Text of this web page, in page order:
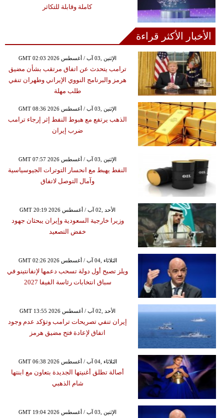
كاملة وقابلة للتكاثر
الأخبار الأكثر قراءة
GMT 02:03 2026 الإثنين ,03 آب / أغسطس
ترامب يتحدث عن اتفاق مرتقب بشأن مضيق
هرمز والبرنامج النووي الإيراني وطهران تنفي
طلب مهلة
GMT 08:36 2026 الإثنين ,03 آب / أغسطس
الذهب يرتفع مع هبوط النفط إثر إرجاء ترامب
ضرب إيران
GMT 07:57 2026 الإثنين ,03 آب / أغسطس
النفط يهبط مع انحسار التوترات الجيوسياسية
وآمال التوصل لاتفاق
GMT 20:19 2026 الأحد ,02 آب / أغسطس
وزيرا خارجية السعودية وإيران يبحثان جهود
خفض التصعيد
GMT 02:26 2026 الثلاثاء ,04 آب / أغسطس
ويلز تصبح أول دولة تسحب دعمها لإنفانتينو في
سباق انتخابات رئاسة الفيفا 2027
GMT 13:55 2026 الأحد ,02 آب / أغسطس
إيران تنفي تصريحات ترامب وتؤكد عدم وجود
اتفاق لإعادة فتح مضيق هرمز
GMT 06:38 2026 الثلاثاء ,04 آب / أغسطس
أصالة تطلق أغنيتها الجديدة بتعاون مع ابنتها
شام الذهبي
GMT 19:04 2026 الإثنين ,03 آب / أغسطس